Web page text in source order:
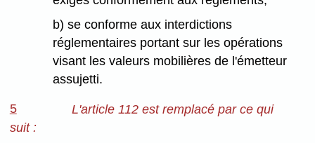
b) se conforme aux interdictions
réglementaires portant sur les opérations
visant les valeurs mobilières de l'émetteur
assujetti.
5
L'article 112 est remplacé par ce qui
suit :